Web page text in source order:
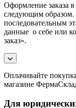
Оформление заказа
следующим образом.
последовательным
данные о себе или
заказ».
Оплачивайте
магазине
Для